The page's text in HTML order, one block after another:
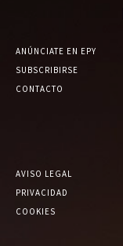
ANÚNCIATE EN EPY
SUBSCRIBIRSE
CONTACTO
AVISO LEGAL
PRIVACIDAD
COOKIES